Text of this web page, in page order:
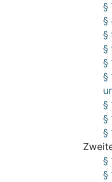
§
§
§
§
§
§
§
§
§
§
§